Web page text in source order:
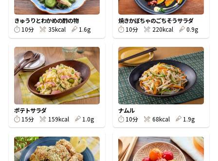
サッと鍋® 楽チン鍋®
楽チン屋® ストレートつゆ
割烹白だしレシピ
レシピ特設サイト
割烹白だしレシピ特集
だし巻き卵特集
かつおだしが決め手！簡単茶碗蒸し
きゅうりとわかめの酢の物
10分
35kcal 1.6g
焼きかぼちゃのごちそうサラダ
10分
220kcal 0.9g
ポテトサラダ
15分
159kcal 1.0g
ナムル
10分
68kcal 1.9g